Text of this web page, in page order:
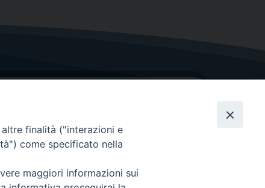
GRAZIE PER IL TUO AIUTO
finalità ("interazioni e
come specificato nella
maggiori informazioni sui